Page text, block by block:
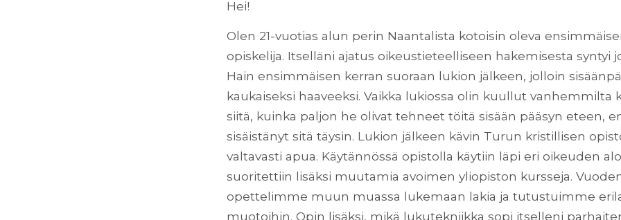
Hei!
Olen 21-vuotias alun perin Naantalista kotoisin oleva
opiskelija. Itselläni ajatus oikeustieteelliseen hakemisesta syntyi
Hain ensimmäisen kerran suoraan lukion jälkeen, jolloin
kaukaiseksi haaveeksi. Vaikka lukiossa olin kuullut vanhemmilta
siitä, kuinka paljon he olivat tehneet töitä sisään pääsyn eteen,
sisäistänyt sitä täysin. Lukion jälkeen kävin Turun kristillisen
valtavasti apua. Käytännössä opistolla käytiin läpi eri oikeuden
suoritettiin lisäksi muutamia avoimen yliopiston kursseja.
opettelimme muun muassa lukemaan lakia ja tutustuimme
muotoihin. Opin lisäksi, mikä lukutekniikka sopi itselleni